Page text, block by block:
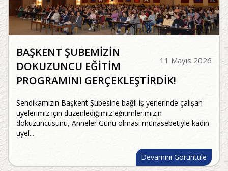
11 Mayıs 2026
BAŞKENT ŞUBEMİZİN
DOKUZUNCU EĞİTİM
PROGRAMINI GERÇEKLEŞTİRDİK!
Sendikamızın Başkent Şubesine bağlı iş yerlerinde çalışan
üyelerimiz için düzenlediğimiz eğitimlerimizin
dokuzuncusunu, Anneler Günü olması münasebetiyle kadın
üyel...
Devamını Görüntüle